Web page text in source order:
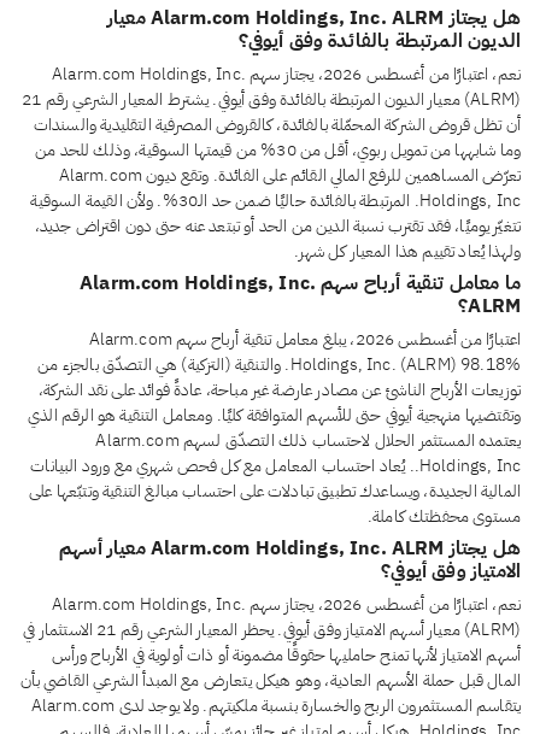
هل يجتاز Alarm.com Holdings, Inc. ALRM معيار
الديون المرتبطة بالفائدة وفق أيوفي؟
نعم، اعتبارًا من أغسطس 2026، يجتاز سهم Alarm.com Holdings, Inc.
(ALRM) معيار الديون المرتبطة بالفائدة وفق أيوفي. يشترط المعيار الشرعي رقم 21
أن تظل قروض الشركة المحمّلة بالفائدة، كالقروض المصرفية التقليدية والسندات
وما شابهها من تمويل ربوي، أقل من 30% من قيمتها السوقية، وذلك للحد من
تعرّض المساهمين للرفع المالي القائم على الفائدة. وتقع ديون Alarm.com
Holdings, Inc. المرتبطة بالفائدة حاليًا ضمن حد الـ30%. ولأن القيمة السوقية
تتغيّر يوميًا، فقد تقترب نسبة الدين من الحد أو تبتعد عنه حتى دون اقتراض جديد،
ولهذا يُعاد تقييم هذا المعيار كل شهر.
ما معامل تنقية أرباح سهم Alarm.com Holdings, Inc.
ALRM؟
اعتبارًا من أغسطس 2026، يبلغ معامل تنقية أرباح سهم Alarm.com
Holdings, Inc. (ALRM) 98.18%. والتنقية (التزكية) هي التصدّق بالجزء من
توزيعات الأرباح الناشئ عن مصادر عارضة غير مباحة، عادةً فوائد على نقد الشركة،
وتقتضيها منهجية أيوفي حتى للأسهم المتوافقة كليًا. ومعامل التنقية هو الرقم الذي
يعتمده المستثمر الحلال لاحتساب ذلك التصدّق لسهم Alarm.com
Holdings, Inc.. يُعاد احتساب المعامل مع كل فحص شهري مع ورود البيانات
المالية الجديدة، ويساعدك تطبيق تبادلات على احتساب مبالغ التنقية وتتبّعها على
مستوى محفظتك كاملة.
هل يجتاز Alarm.com Holdings, Inc. ALRM معيار أسهم
الامتياز وفق أيوفي؟
نعم، اعتبارًا من أغسطس 2026، يجتاز سهم Alarm.com Holdings, Inc.
(ALRM) معيار أسهم الامتياز وفق أيوفي. يحظر المعيار الشرعي رقم 21 الاستثمار في
أسهم الامتياز لأنها تمنح حامليها حقوقًا مضمونة أو ذات أولوية في الأرباح ورأس
المال قبل حملة الأسهم العادية، وهو هيكل يتعارض مع المبدأ الشرعي القاضي بأن
يتقاسم المستثمرون الربح والخسارة بنسبة ملكيتهم. ولا يوجد لدى Alarm.com